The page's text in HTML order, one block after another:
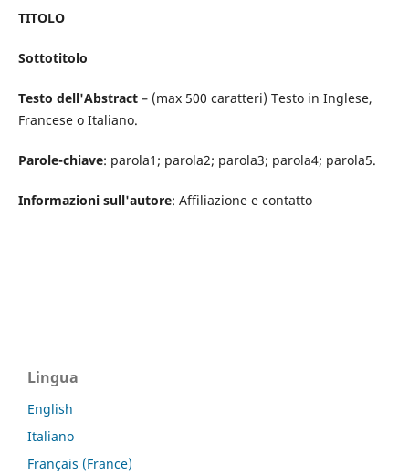
TITOLO
Sottotitolo
Testo dell'Abstract– (max 500 caratteri) Testo in Inglese,
Francese o Italiano.
Parole-chiave: parola1; parola2; parola3; parola4; parola5.
Informazioni sull'autore: Affiliazione e contatto
Lingua
English
Italiano
Français (France)